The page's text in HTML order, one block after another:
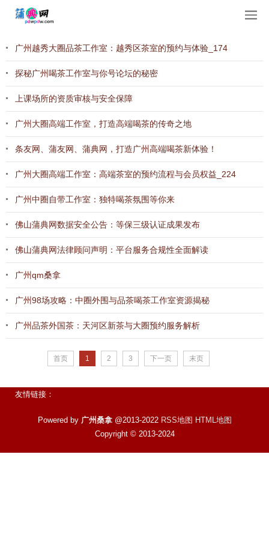
广州越秀大圈品茶工作室：越秀区茶室的预约与体验_174
探秘广州喝茶工作室与你号论坛的秘密
上课场所的资质审核与安全保障
广州大圈高端工作室，打造高端喝茶的传奇之地
条友网、蒲友网、蒲典网，打造广州高端喝茶新体验！
‌广州大圈高端工作室‌：高端茶室的预约流程与会员权益_224
广州中圈自带工作室：独特喝茶氛围等你来
佛山蒲典网数据安全公告：等保三级认证成果发布
佛山蒲典网法律顾问声明：平台服务合规性全面解读
广州qm桑拿
广州98场攻略：中圈外围与品茶喝茶工作室资源揭秘
广州品茶外国茶：天河区新茶与大圈预约服务解析
首页 1 2 3 下一页 末页
友情链接：
Powered by 广州桑拿@2013-2022 RSS地图 HTML地图
Copyright © 2013-2024